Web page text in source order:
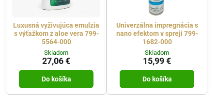
Luxusná vyživujúca emulzia
s výťažkom z aloe vera 799-
5564-000
Skladom
27,06 €
Do košíka
Univerzálna impregnácia s
nano efektom v spreji 799-
1682-000
Skladom
15,99 €
Do košíka